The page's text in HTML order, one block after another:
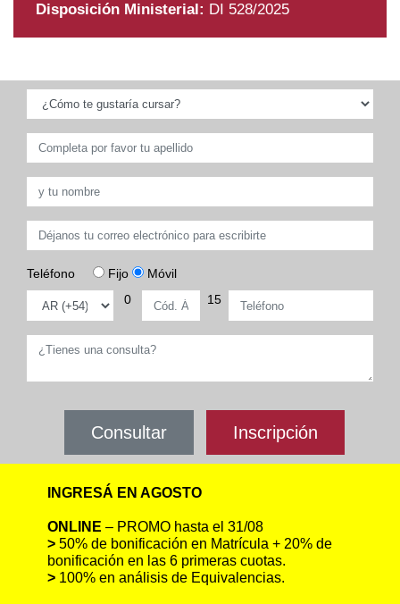
Disposición Ministerial: DI 528/2025
Teléfono Fijo
Móvil
0
15
Consultar Inscripción
INGRESÁ EN AGOSTO
ONLINE – PROMO hasta el 31/08
> 50% de bonificación en Matrícula + 20% de
bonificación en las 6 primeras cuotas.
> 100% en análisis de Equivalencias.